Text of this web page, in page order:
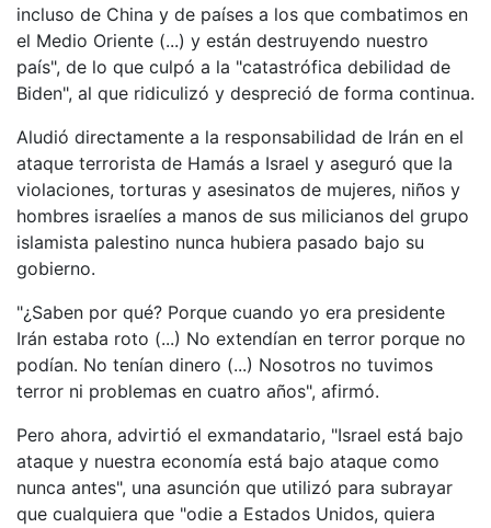
incluso de China y de países a los que combatimos en
el Medio Oriente (...) y están destruyendo nuestro
país", de lo que culpó a la "catastrófica debilidad de
Biden", al que ridiculizó y despreció de forma continua.
Aludió directamente a la responsabilidad de Irán en el
ataque terrorista de Hamás a Israel y aseguró que la
violaciones, torturas y asesinatos de mujeres, niños y
hombres israelíes a manos de sus milicianos del grupo
islamista palestino nunca hubiera pasado bajo su
gobierno.
"¿Saben por qué? Porque cuando yo era presidente
Irán estaba roto (...) No extendían en terror porque no
podían. No tenían dinero (...) Nosotros no tuvimos
terror ni problemas en cuatro años", afirmó.
Pero ahora, advirtió el exmandatario, "Israel está bajo
ataque y nuestra economía está bajo ataque como
nunca antes", una asunción que utilizó para subrayar
que cualquiera que "odie a Estados Unidos, quiera